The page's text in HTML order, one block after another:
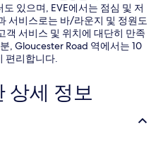
있으며, EVE에서는 점심 및 저
서비스로는 바/라운지 및 정원도
객 서비스 및 위치에 대단히 만족
, Gloucester Road 역에서는 10
편리합니다.
상세 정보